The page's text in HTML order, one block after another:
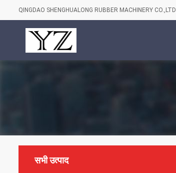
QINGDAO SHENGHUALONG RUBBER MACHINERY CO.,LTD
सभी उत्पाद